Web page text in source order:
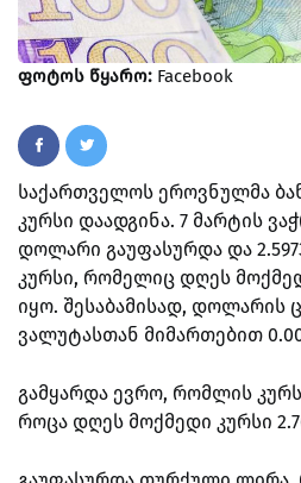
ფოტოს წყარო: Facebook
საქართველოს ეროვნულმა
კურსი დაადგინა. 7 მარტის
დოლარი გაუფასურდა და
კურსი, რომელიც დღეს
იყო. შესაბამისად,
ვალუტასთან მიმართებით
გამყარდა ევრო, რომლის
როცა დღეს მოქმედი კურსი